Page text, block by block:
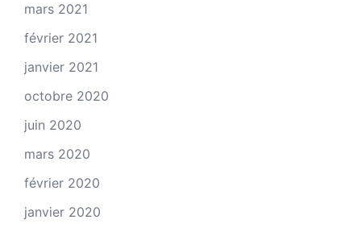
mars 2021
février 2021
janvier 2021
octobre 2020
juin 2020
mars 2020
février 2020
janvier 2020